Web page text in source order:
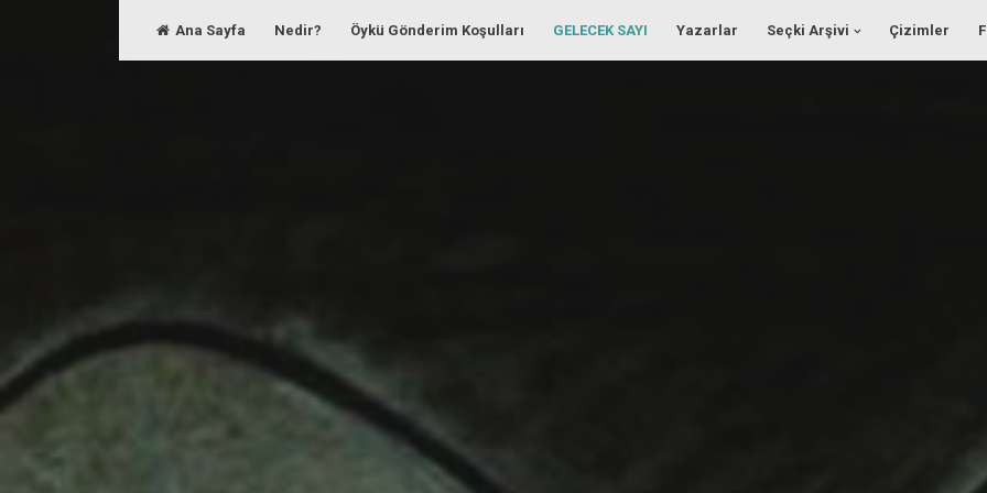
Ana Sayfa Nedir? Öykü Gönderim Koşulları GELECEK SAYI Yazarlar Seçki Arşivi Çizimler